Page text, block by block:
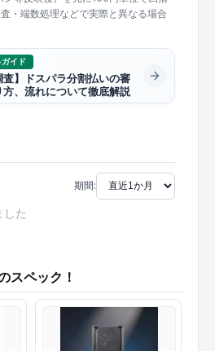
・端数処理などで実際と異なる場合
イド
査】ドスパラ分割払いの審
方、流れについて徹底解説
期間:
した
スペック！